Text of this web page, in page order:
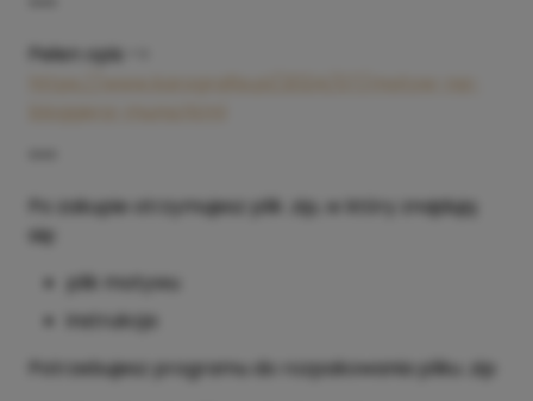
Pełen opis ->
Po zakupie otrzymujesz plik .zip, w który znajdują
się:
plik motywu
instrukcja
Potrzebujesz programu do rozpakowania pliku .zip